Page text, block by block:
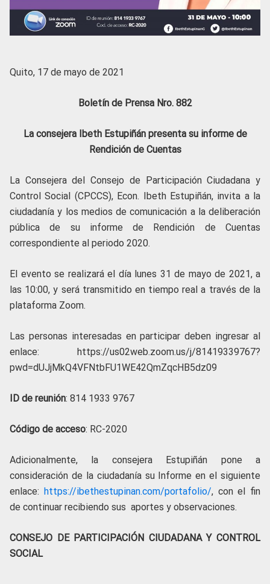
Quito, 17 de mayo de 2021
Boletín de Prensa Nro. 882
La consejera Ibeth Estupiñán presenta su informe de
Rendición de Cuentas
La Consejera del Consejo de Participación Ciudadana y
Control Social (CPCCS), Econ. Ibeth Estupiñán, invita a la
ciudadanía y los medios de comunicación a la deliberación
pública de su informe de Rendición de Cuentas
correspondiente al periodo 2020.
El evento se realizará el día lunes 31 de mayo de 2021, a
las 10:00, y será transmitido en tiempo real a través de la
plataforma Zoom.
Las personas interesadas en participar deben ingresar al
enlace: https://us02web.zoom.us/j/81419339767?
pwd=dUJjMkQ4VFNtbFU1WE42QmZqcHB5dz09
ID de reunión: 814 1933 9767
Código de acceso: RC-2020
Adicionalmente, la consejera Estupiñán pone a
consideración de la ciudadanía su Informe en el siguiente
enlace: https://ibethestupinan.com/portafolio/, con el fin
de continuar recibiendo sus aportes y observaciones.
CONSEJO DE PARTICIPACIÓN CIUDADANA Y CONTROL
SOCIAL